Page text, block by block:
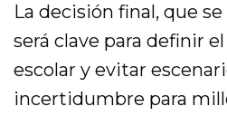
La decisión final, que
será clave para definir
escolar y evitar
incertidumbre para